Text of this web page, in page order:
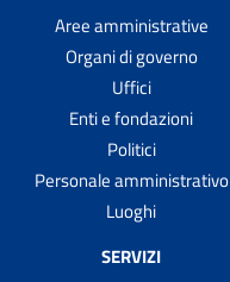
Aree amministrative
Organi di governo
Uffici
Enti e fondazioni
Politici
Personale amministrativo
Luoghi
SERVIZI